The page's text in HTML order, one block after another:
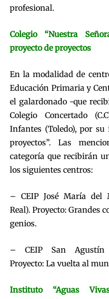
profesional.
Colegio “Nuestra
proyecto de proyectos
En la modalidad de
Educación Primaria y
el galardonado -que
Colegio Concertado
Infantes (Toledo), por
proyectos”. Las
categoría que recibirán
los siguientes centros:
– CEIP José María del
Real). Proyecto: Grandes
genios.
– CEIP San Agustín
Proyecto: La vuelta al
Instituto “Aguas